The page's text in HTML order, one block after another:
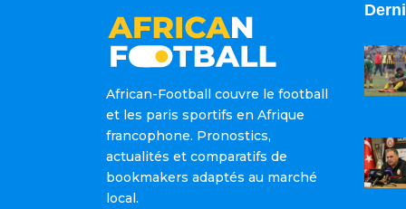
African-Football couvre le football
et les paris sportifs en Afrique
francophone. Pronostics,
actualités et comparatifs de
bookmakers adaptés au marché
local.